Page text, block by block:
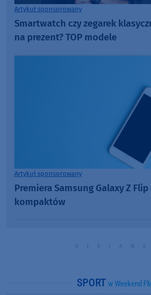
Artykuł sponsorowany
Smartwatch czy zegarek
na prezent? TOP modele
Artykuł sponsorowany
Premiera Samsung Galaxy Z
kompaktów
SPORT w Weekend